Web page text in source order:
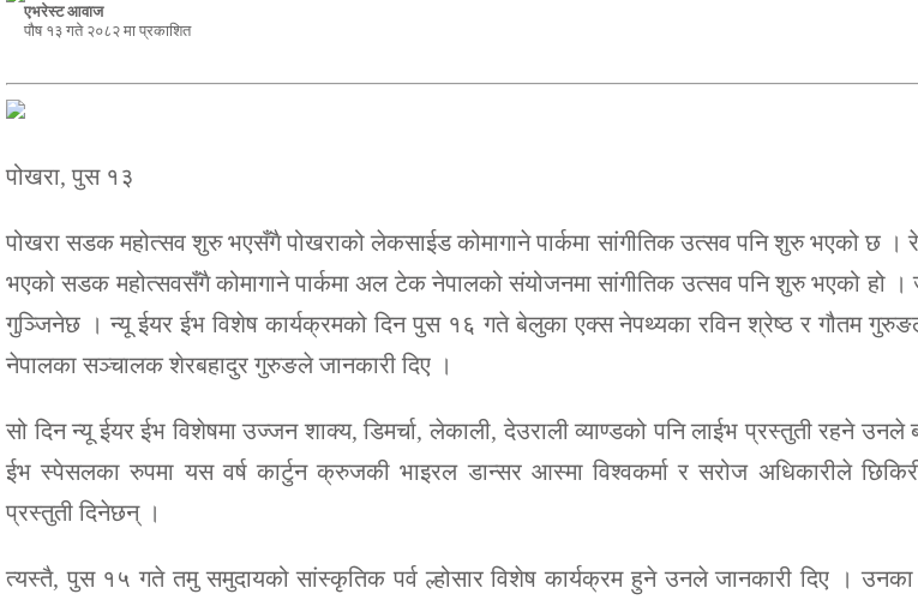
एभरेस्ट आवाज
पौष १३ गते २०८२ मा प्रकाशित
पोखरा, पुस १३
पोखरा सडक महोत्सव शुरु भएसँगै पोखराको लेकसाईड कोमागाने पार्कमा सांगीतिक उत्सव पनि शुरु भएको छ ।
भएको सडक महोत्सवसँगै कोमागाने पार्कमा अल टेक नेपालको संयोजनमा सांगीतिक उत्सव पनि शुरु भएको हो
गुञ्जिनेछ । न्यू ईयर ईभ विशेष कार्यक्रमको दिन पुस १६ गते बेलुका एक्स नेपथ्यका रविन श्रेष्ठ र गौतम
नेपालका सञ्चालक शेरबहादुर गुरुङले जानकारी दिए ।
सो दिन न्यू ईयर ईभ विशेषमा उज्जन शाक्य, डिमर्चा, लेकाली, देउराली व्याण्डको पनि लाईभ प्रस्तुती रहने
ईभ स्पेसलका रुपमा यस वर्ष कार्टुन क्रुजकी भाइरल डान्सर आस्मा विश्वकर्मा र सरोज अधिकारीले
प्रस्तुती दिनेछन् ।
त्यस्तै, पुस १५ गते तमु समुदायको सांस्कृतिक पर्व ल्होसार विशेष कार्यक्रम हुने उनले जानकारी दिए । उनका